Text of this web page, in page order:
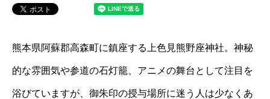
熊本県阿蘇郡高森町に鎮座する上色見熊野座神社。神秘
的な雰囲気や参道の石灯籠、アニメの舞台として注目を
浴びていますが、御朱印の授与場所に迷う人は少なくあ